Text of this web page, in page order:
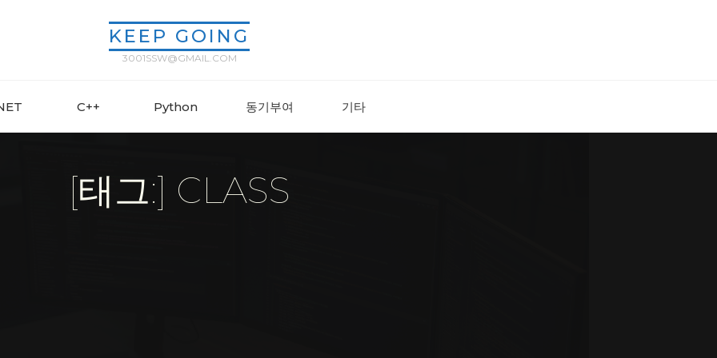
KEEP GOING
3001SSW@GMAIL.COM
C++ Python 동기부여 기타
[태그:] CLASS